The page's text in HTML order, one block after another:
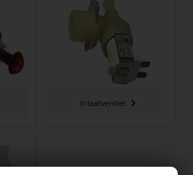
Inlaatventiel